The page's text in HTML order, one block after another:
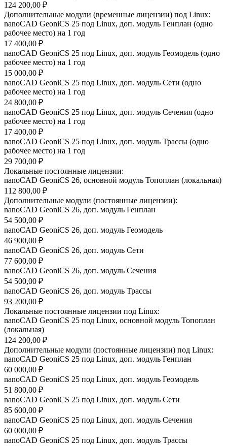
124 200,00 ₽
Дополнительные модули (временные лицензии) под Linux:
nanoCAD GeoniCS 25 под Linux, доп. модуль Генплан (одно
рабочее место) на 1 год
17 400,00 ₽
nanoCAD GeoniCS 25 под Linux, доп. модуль Геомодель (одно
рабочее место) на 1 год
15 000,00 ₽
nanoCAD GeoniCS 25 под Linux, доп. модуль Сети (одно
рабочее место) на 1 год
24 800,00 ₽
nanoCAD GeoniCS 25 под Linux, доп. модуль Сечения (одно
рабочее место) на 1 год
17 400,00 ₽
nanoCAD GeoniCS 25 под Linux, доп. модуль Трассы (одно
рабочее место) на 1 год
29 700,00 ₽
Локальные постоянные лицензии:
nanoCAD GeoniCS 26, основной модуль Топоплан (локальная)
112 800,00 ₽
Дополнительные модули (постоянные лицензии):
nanoCAD GeoniCS 26, доп. модуль Генплан
54 500,00 ₽
nanoCAD GeoniCS 26, доп. модуль Геомодель
46 900,00 ₽
nanoCAD GeoniCS 26, доп. модуль Сети
77 600,00 ₽
nanoCAD GeoniCS 26, доп. модуль Сечения
54 500,00 ₽
nanoCAD GeoniCS 26, доп. модуль Трассы
93 200,00 ₽
Локальные постоянные лицензии под Linux:
nanoCAD GeoniCS 25 под Linux, основной модуль Топоплан
(локальная)
124 200,00 ₽
Дополнительные модули (постоянные лицензии) под Linux:
nanoCAD GeoniCS 25 под Linux, доп. модуль Генплан
60 000,00 ₽
nanoCAD GeoniCS 25 под Linux, доп. модуль Геомодель
51 800,00 ₽
nanoCAD GeoniCS 25 под Linux, доп. модуль Сети
85 600,00 ₽
nanoCAD GeoniCS 25 под Linux, доп. модуль Сечения
60 000,00 ₽
nanoCAD GeoniCS 25 под Linux, доп. модуль Трассы